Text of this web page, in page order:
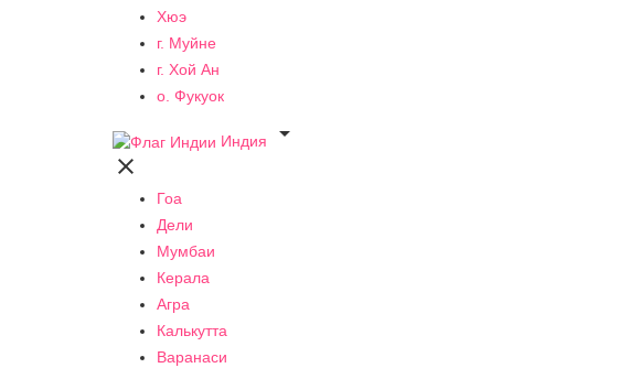
Хюэ
г. Муйне
г. Хой Ан
о. Фукуок
Индия


Гоа
Дели
Мумбаи
Керала
Агра
Калькутта
Варанаси